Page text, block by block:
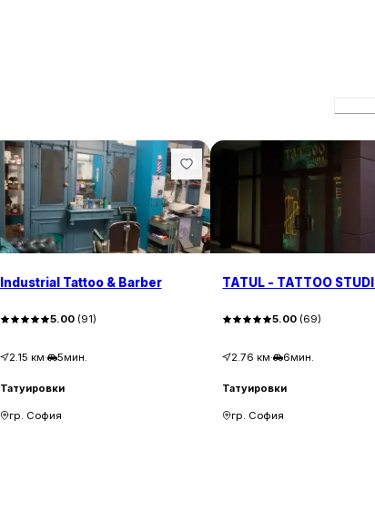
Industrial Tattoo & Barber
5.00(91)
2.15 км· 5мин.
Татуировки
гр. София
TATUL - TATTOO
5.00 (69)
2.76 км· 6мин.
Татуировки
гр. София